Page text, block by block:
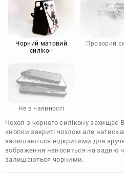
Motorola
Чорний матовий
силікон
Прозорий
Не в наявності
Чохол з чорного силікону захищає
кнопки закриті чохлом але
залишаються відкритими для
зображення наноситься на задню
залишаються чорними.